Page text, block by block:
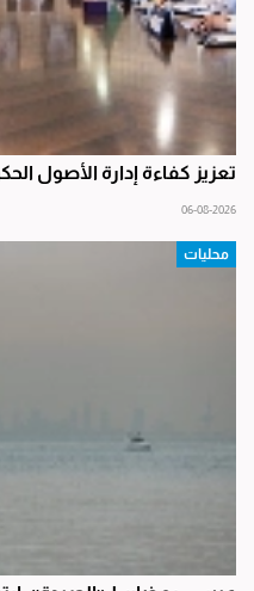
تعزيز كفاءة إدارة الأصول
06-08-2026
محليات